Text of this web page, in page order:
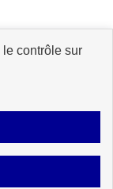
contrôle sur
personnelles